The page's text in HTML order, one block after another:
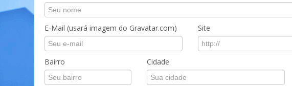
E-Mail (usará imagem do Gravatar.com) Site
Bairro Cidade